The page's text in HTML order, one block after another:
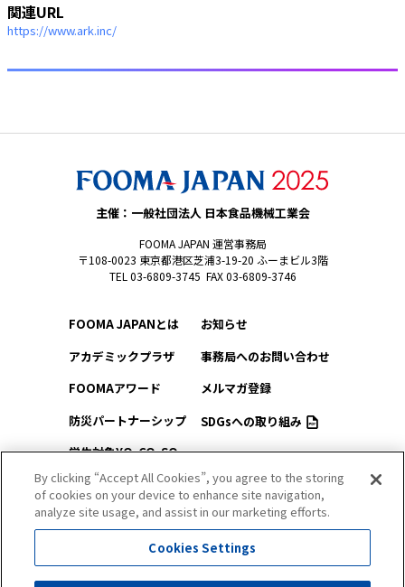
関連URL
https://www.ark.inc/
主催：一般社団法人 日本食品機械工業会
FOOMA JAPAN 運営事務局
〒108-0023 東京都港区芝浦3-19-20 ふーまビル3階
TEL 03-6809-3745 FAX 03-6809-3746
FOOMA JAPANとは
アカデミックプラザ
FOOMAアワード
防災パートナーシップ
学生対象YO-CO-SO
（ようこそ）FOOMA
会場アクセス
会場マップ
出展社情報
お知らせ
事務局へのお問い合わせ
メルマガ登録
SDGsへの取り組み
プライバシーポリシー
サイトマップ
By clicking “Accept All Cookies”, you agree to the storing
of cookies on your device to enhance site navigation,
analyze site usage, and assist in our marketing efforts.
Cookies Settings